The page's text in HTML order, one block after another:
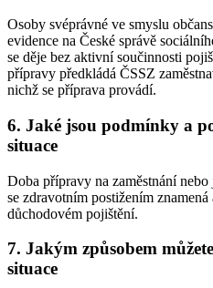
Osoby svéprávné ve smyslu
evidence na České správě
se děje bez aktivní součinnosti
přípravy předkládá ČSSZ
nichž se příprava provádí.
6. Jaké jsou podmínky a
situace
Doba přípravy na zaměstnání
se zdravotním postižením
důchodovém pojištění.
7. Jakým způsobem
situace